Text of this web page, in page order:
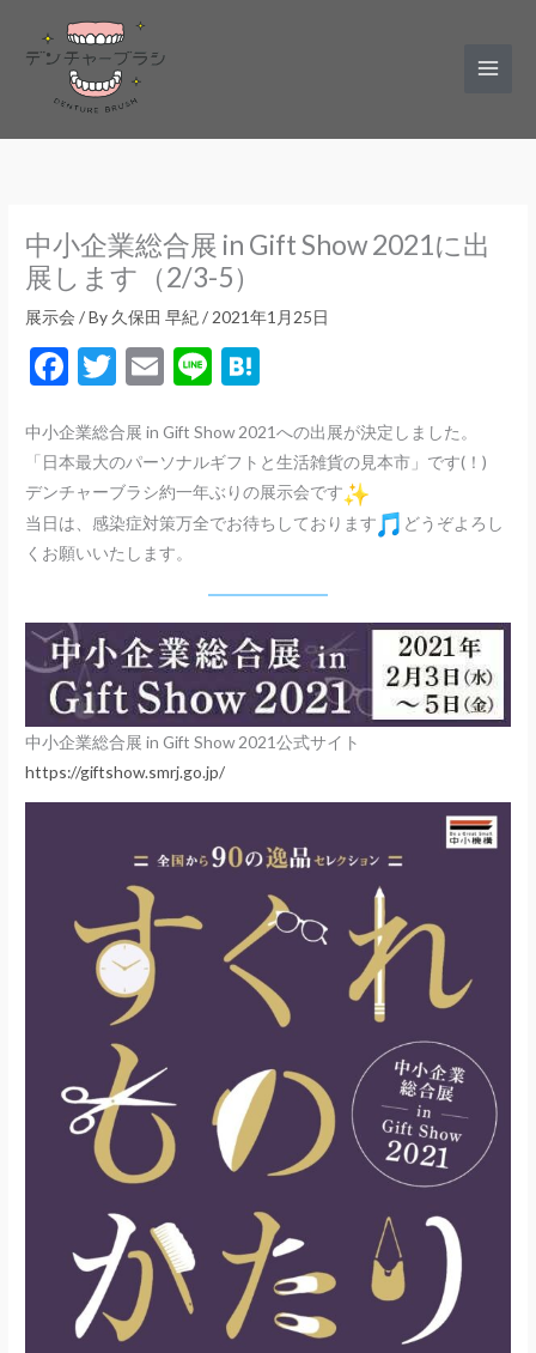
Menu
中小企業総合展 in Gift Show 2021に出
展します（2/3-5）
展示会 / By 久保田 早紀/ 2021年1月25日
F
e
b
o
o
T
itt
er
E
ai
l
Li
e
e
n
a
中小企業総合展 in Gift Show 2021への出展が決定しました。
「日本最大のパーソナルギフトと生活雑貨の見本市」です(！)
デンチャーブラシ約一年ぶりの展示会です
当日は、感染症対策万全でお待ちしております
どうぞよろし
くお願いいたします。
中小企業総合展 in Gift Show 2021公式サイト
https://giftshow.smrj.go.jp/